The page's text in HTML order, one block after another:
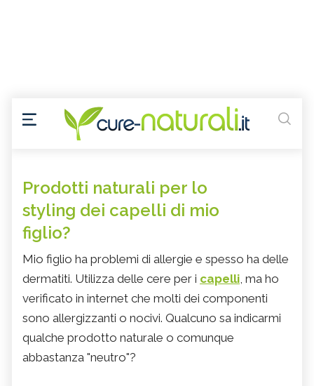
Prodotti naturali per lo
styling dei capelli di mio
figlio?
Mio figlio ha problemi di allergie e spesso ha delle
dermatiti. Utilizza delle cere per i capelli, ma ho
verificato in internet che molti dei componenti
sono allergizzanti o nocivi. Qualcuno sa indicarmi
qualche prodotto naturale o comunque
abbastanza "neutro"?